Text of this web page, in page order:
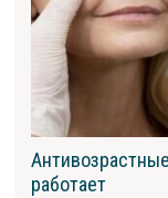
работает